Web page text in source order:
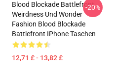
Blood Blockade Battlefront
Weirdness Und Wonder
Fashion Blood Blockade
Battlefront IPhone Taschen
12,71 £ - 13,82 £
-20%